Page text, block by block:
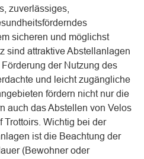
zuverlässiges,
sicheren und möglichst
sind attraktive Abstellanlagen
der Nutzung des
und leicht zugängliche
fördern nicht nur die
auch das Abstellen von Velos
Trottoirs. Wichtig bei der
ist die Beachtung der
(Bewohner oder